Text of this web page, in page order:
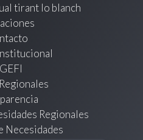
tirant lo blanch
Regionales
Necesidades